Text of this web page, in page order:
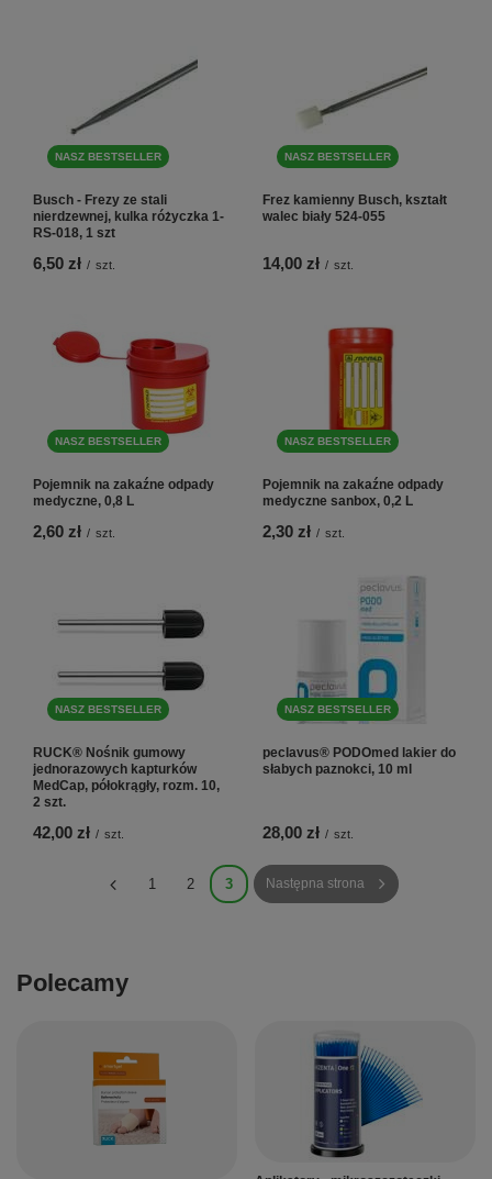
NASZ BESTSELLER
Busch - Frezy ze stali
nierdzewnej, kulka różyczka 1-
RS-018, 1 szt
6,50 zł / szt.
NASZ BESTSELLER
Frez kamienny Busch, kształt
walec biały 524-055
14,00 zł / szt.
NASZ BESTSELLER
Pojemnik na zakaźne odpady
medyczne, 0,8 L
2,60 zł / szt.
NASZ BESTSELLER
Pojemnik na zakaźne odpady
medyczne sanbox, 0,2 L
2,30 zł / szt.
NASZ BESTSELLER
RUCK® Nośnik gumowy
jednorazowych kapturków
MedCap, półokrągły, rozm. 10,
2 szt.
42,00 zł / szt.
NASZ BESTSELLER
peclavus® PODOmed lakier do
słabych paznokci, 10 ml
28,00 zł / szt.
1 2 3 Następna strona
Polecamy